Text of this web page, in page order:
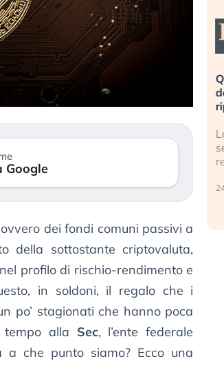
Google
dei fondi comuni passivi a
della sottostante criptovaluta,
profilo di rischio-rendimento e
in soldoni, il regalo che i
po’ stagionati che hanno poca
alla Sec, l’ente federale
a che punto siamo? Ecco una
Quando la finanza pesa più
dell’economia reale. L’America
ripetendo gli errori del 2008?
La ricchezza mondiale cresce,
sempre più sganciata
24 luglio 2026